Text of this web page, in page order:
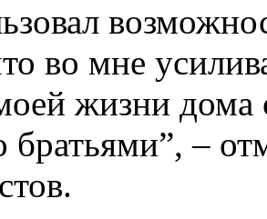
во мне
жизни
братьями”, –